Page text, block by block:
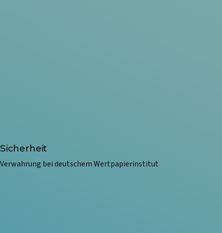
Sicherheit
Verwahrung bei deutschem Wertpapierinstitut